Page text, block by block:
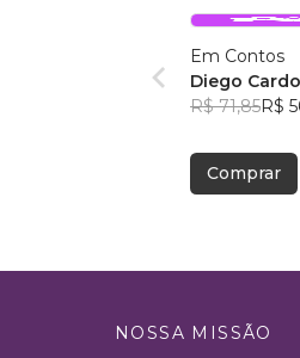
Em Contos
Diego
R$ 71,85R$
Comprar
NOSSA MISSÃO